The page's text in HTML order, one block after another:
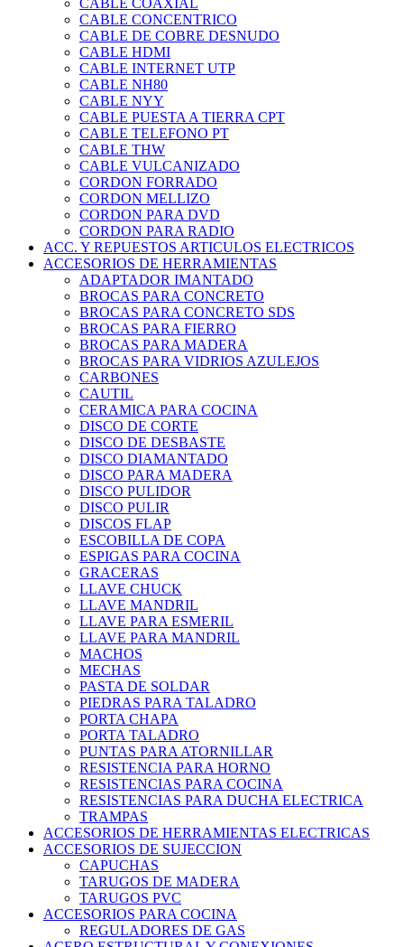
CABLE COAXIAL
CABLE CONCENTRICO
CABLE DE COBRE DESNUDO
CABLE HDMI
CABLE INTERNET UTP
CABLE NH80
CABLE NYY
CABLE PUESTA A TIERRA CPT
CABLE TELEFONO PT
CABLE THW
CABLE VULCANIZADO
CORDON FORRADO
CORDON MELLIZO
CORDON PARA DVD
CORDON PARA RADIO
ACC. Y REPUESTOS ARTICULOS ELECTRICOS
ACCESORIOS DE HERRAMIENTAS
ADAPTADOR IMANTADO
BROCAS PARA CONCRETO
BROCAS PARA CONCRETO SDS
BROCAS PARA FIERRO
BROCAS PARA MADERA
BROCAS PARA VIDRIOS AZULEJOS
CARBONES
CAUTIL
CERAMICA PARA COCINA
DISCO DE CORTE
DISCO DE DESBASTE
DISCO DIAMANTADO
DISCO PARA MADERA
DISCO PULIDOR
DISCO PULIR
DISCOS FLAP
ESCOBILLA DE COPA
ESPIGAS PARA COCINA
GRACERAS
LLAVE CHUCK
LLAVE MANDRIL
LLAVE PARA ESMERIL
LLAVE PARA MANDRIL
MACHOS
MECHAS
PASTA DE SOLDAR
PIEDRAS PARA TALADRO
PORTA CHAPA
PORTA TALADRO
PUNTAS PARA ATORNILLAR
RESISTENCIA PARA HORNO
RESISTENCIAS PARA COCINA
RESISTENCIAS PARA DUCHA ELECTRICA
TRAMPAS
ACCESORIOS DE HERRAMIENTAS ELECTRICAS
ACCESORIOS DE SUJECCION
CAPUCHAS
TARUGOS DE MADERA
TARUGOS PVC
ACCESORIOS PARA COCINA
REGULADORES DE GAS